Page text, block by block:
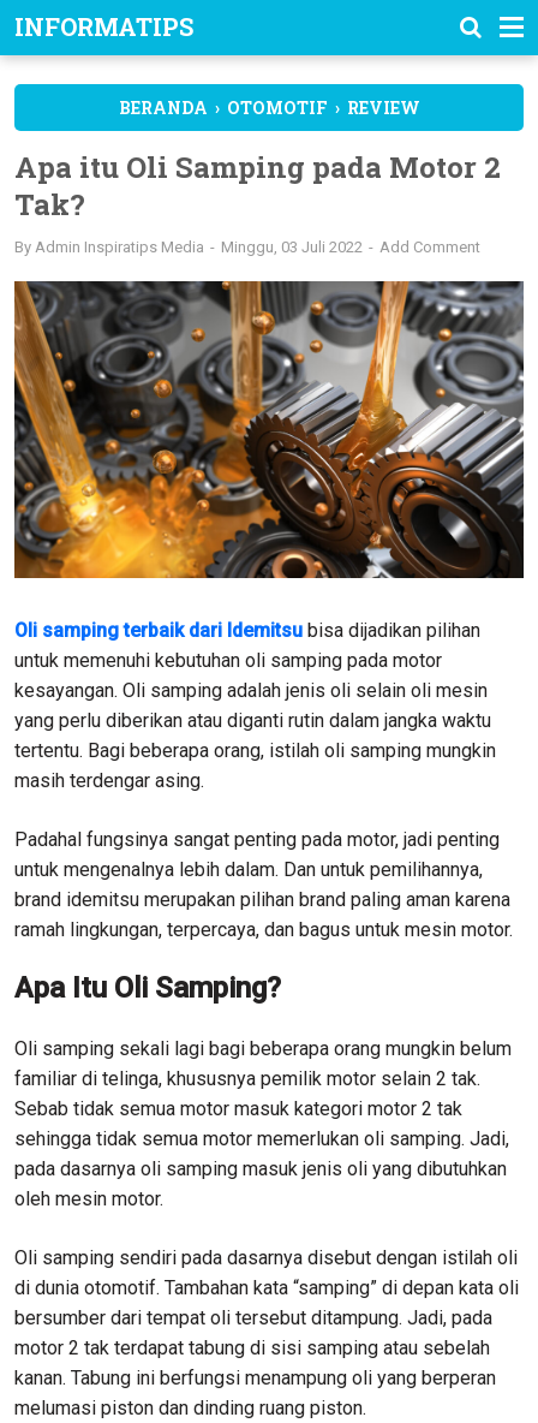
INFORMATIPS
BERANDA › OTOMOTIF › REVIEW
Apa itu Oli Samping pada Motor 2
Tak?
By Admin Inspiratips Media Minggu, 03 Juli 2022 Add Comment
Oli samping terbaik dari Idemitsu bisa dijadikan pilihan
untuk memenuhi kebutuhan oli samping pada motor
kesayangan. Oli samping adalah jenis oli selain oli mesin
yang perlu diberikan atau diganti rutin dalam jangka waktu
tertentu. Bagi beberapa orang, istilah oli samping mungkin
masih terdengar asing.
Padahal fungsinya sangat penting pada motor, jadi penting
untuk mengenalnya lebih dalam. Dan untuk pemilihannya,
brand idemitsu merupakan pilihan brand paling aman karena
ramah lingkungan, terpercaya, dan bagus untuk mesin motor.
Apa Itu Oli Samping?
Oli samping sekali lagi bagi beberapa orang mungkin belum
familiar di telinga, khususnya pemilik motor selain 2 tak.
Sebab tidak semua motor masuk kategori motor 2 tak
sehingga tidak semua motor memerlukan oli samping. Jadi,
pada dasarnya oli samping masuk jenis oli yang dibutuhkan
oleh mesin motor.
Oli samping sendiri pada dasarnya disebut dengan istilah oli
di dunia otomotif. Tambahan kata “samping” di depan kata oli
bersumber dari tempat oli tersebut ditampung. Jadi, pada
motor 2 tak terdapat tabung di sisi samping atau sebelah
kanan. Tabung ini berfungsi menampung oli yang berperan
melumasi piston dan dinding ruang piston.